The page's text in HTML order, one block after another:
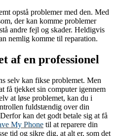
opstå problemer med den. Med
der kan komme problemer
andre fejl og skader. Heldigvis
nemlig komme til reparation.
af en professionel
selv kan fikse problemet. Men
få tjekket sin computer igennem
at løse problemet, kan du i
fuldstændig over din
kan det godt betale sig at få
My Phone til at reparere din
tid og sikre dig, at alt er, som det